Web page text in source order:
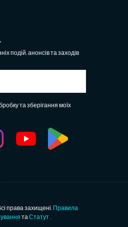
подій, анонсів та заходів
та зберігання моїх
права захищені. Правила
таСтатут.